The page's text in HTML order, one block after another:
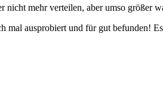
mehr verteilen, aber umso größer
mal ausprobiert und für gut befunden!